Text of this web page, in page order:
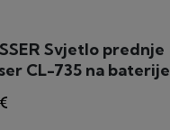
Svjetlo prednje
CL-735 na baterije